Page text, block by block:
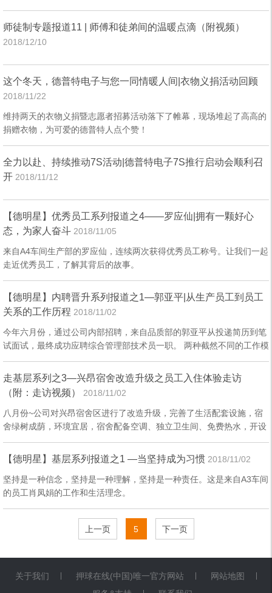
师徒制专题报道11 | 师傅和徒弟间的温暖点滴（附视频）
2018/12/10
这个冬天，德普特电子与您一同情暖人间|衣物义捐活动回顾
2018/11/22
维持两天的衣物义捐暨志愿者招募活动落下了帷幕，现场堆起了高高的
捐赠衣物，为可爱的德普特人点个赞！
全力以赴、持续推动7S活动|德普特电子7S推行启动会顺利召
开 2018/11/12
【德明星】优秀员工系列报道之4——罗应仙|拥有一颗好心
态，为家人奋斗 2018/11/05
来自A4车间生产部的罗应仙，连续两次获得优秀员工称号。让我们一起
走近优秀员工，了解其背后的故事。
【德明星】内聘晋升系列报道之1—郭亚平|从生产员工到员工
关系的工作历程 2018/11/02
今年六月份，通过公司内部招聘，来自品质部的郭亚平从投递简历到笔
试面试，最终成功应聘综合管理部技术员一职。 两种截然不同的工作模
走基层系列之3—兴昂宿舍改造升级之员工入住体验走访
（附：走访视频） 2018/11/02
八月份~公司对兴昂宿舍区进行了改造升级，完善了生活配套设施，宿
舍绿树成荫，环境宜居，宿舍配备空调、独立卫生间、免费热水，开设
【德明星】基层系列报道之1 —当坚持成为习惯 2018/11/02
坚持是一种信念，坚持是一种理解，坚持是一种责任。这是来自A3车间
的员工肖凤娟的工作和生活理念。
上一页 5 下一页
关于我们 押球在线(中国)唯一官方网站
网站地图